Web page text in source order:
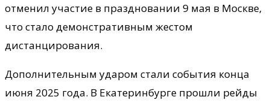
отменил участие в праздновании 9 мая в Москве,
что стало демонстративным жестом
дистанцирования.
Дополнительным ударом стали события конца
июня 2025 года. В Екатеринбурге прошли рейды